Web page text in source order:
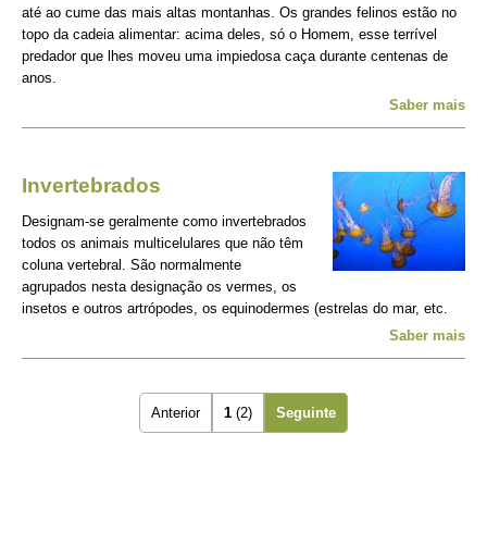
até ao cume das mais altas montanhas. Os grandes felinos estão no
topo da cadeia alimentar: acima deles, só o Homem, esse terrível
predador que lhes moveu uma impiedosa caça durante centenas de
anos.
Saber mais
Invertebrados
Designam-se geralmente como invertebrados
todos os animais multicelulares que não têm
coluna vertebral. São normalmente
agrupados nesta designação os vermes, os
insetos e outros artrópodes, os equinodermes (estrelas do mar, etc.
Saber mais
Anterior 1 (2) Seguinte